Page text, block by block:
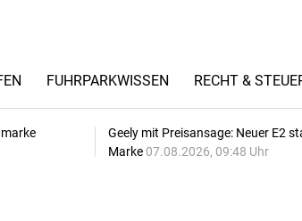
FUHRPARKWISSEN RECHT &
Geely mit Preisansage: Neuer E2
Marke 07.08.2026, 09:48 Uhr